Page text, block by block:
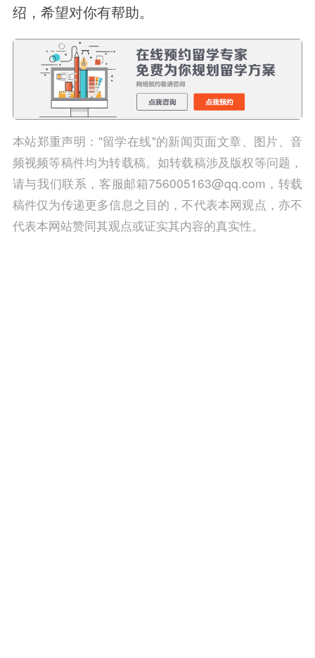
绍，希望对你有帮助。
本站郑重声明："留学在线"的新闻页面文章、图片、音
频视频等稿件均为转载稿。如转载稿涉及版权等问题，
请与我们联系，客服邮箱756005163@qq.com，转载
稿件仅为传递更多信息之目的，不代表本网观点，亦不
代表本网站赞同其观点或证实其内容的真实性。